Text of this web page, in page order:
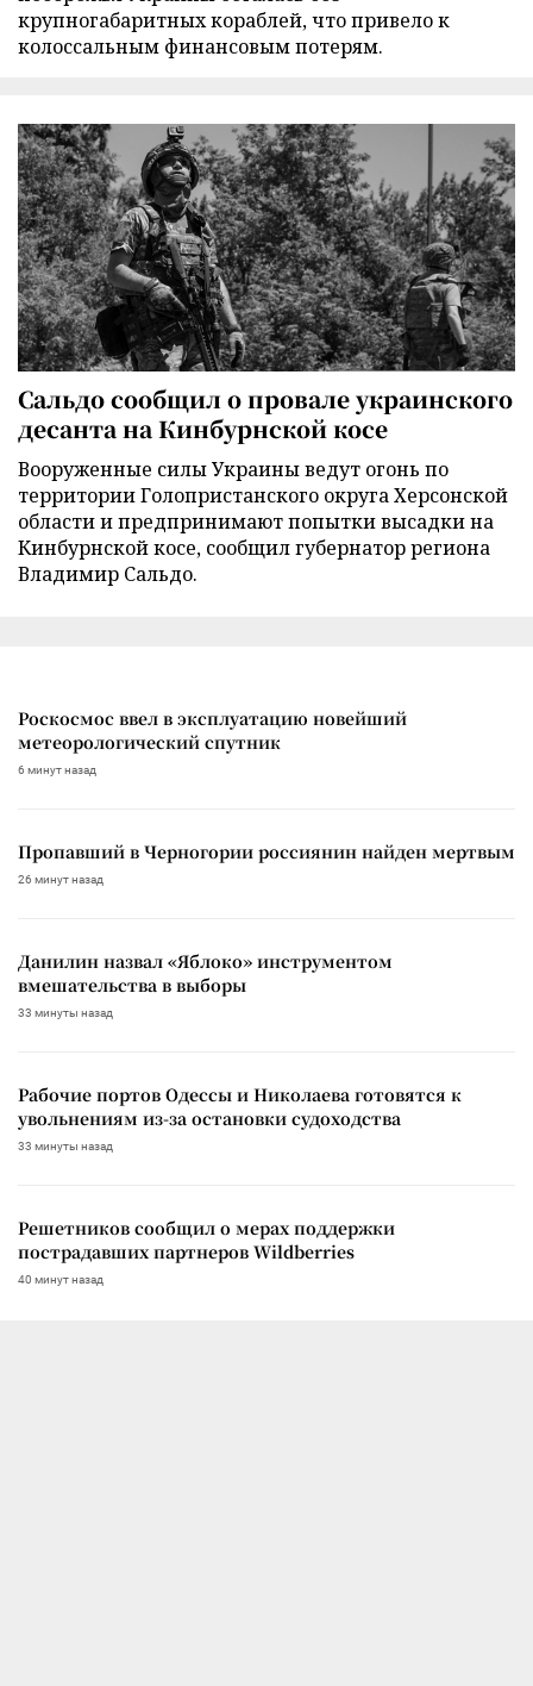
крупногабаритных кораблей, что привело к
колоссальным финансовым потерям.
Сальдо сообщил о провале украинского
десанта на Кинбурнской косе
Вооруженные силы Украины ведут огонь по
территории Голопристанского округа Херсонской
области и предпринимают попытки высадки на
Кинбурнской косе, сообщил губернатор региона
Владимир Сальдо.
Роскосмос ввел в эксплуатацию новейший
метеорологический спутник
6 минут назад
Пропавший в Черногории россиянин найден мертвым
26 минут назад
Данилин назвал «Яблоко» инструментом
вмешательства в выборы
33 минуты назад
Рабочие портов Одессы и Николаева готовятся к
увольнениям из-за остановки судоходства
33 минуты назад
Решетников сообщил о мерах поддержки
пострадавших партнеров Wildberries
40 минут назад